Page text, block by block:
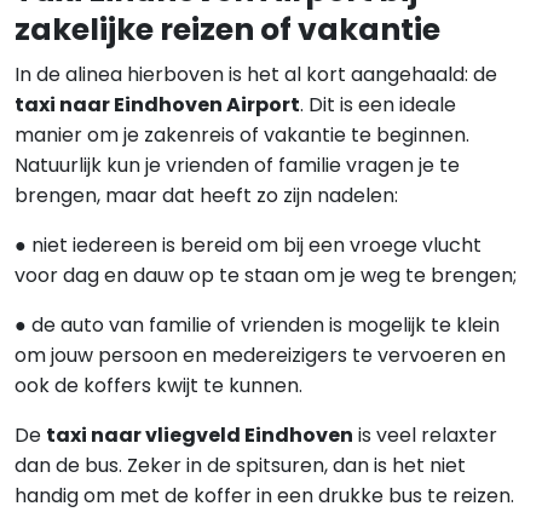
zakelijke reizen of vakantie
In de alinea hierboven is het al kort aangehaald: de
taxi naar Eindhoven Airport. Dit is een ideale
manier om je zakenreis of vakantie te beginnen.
Natuurlijk kun je vrienden of familie vragen je te
brengen, maar dat heeft zo zijn nadelen:
● niet iedereen is bereid om bij een vroege vlucht
voor dag en dauw op te staan om je weg te brengen;
● de auto van familie of vrienden is mogelijk te klein
om jouw persoon en medereizigers te vervoeren en
ook de koffers kwijt te kunnen.
De taxi naar vliegveld Eindhoven is veel relaxter
dan de bus. Zeker in de spitsuren, dan is het niet
handig om met de koffer in een drukke bus te reizen.